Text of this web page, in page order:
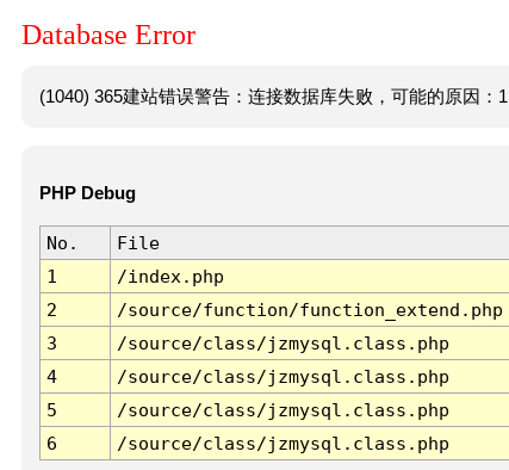
Database Error
(1040) 365建站错误警告：连接数据库失败，可能的原因：
PHP Debug
No. File
1
/index.php
2
/source/function/function_extend.php
3
/source/class/jzmysql.class.php
4
/source/class/jzmysql.class.php
5
/source/class/jzmysql.class.php
6
/source/class/jzmysql.class.php